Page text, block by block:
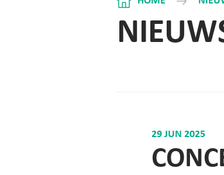
29 JUN 2025